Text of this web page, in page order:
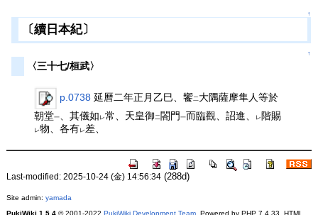
↑
〔續日本紀〕
↑
〈三十七/桓武〉
p.0738 延曆二年正月乙巳、饗二 大隅薩摩隼人等於
朝堂一 、其儀如 レ常、天皇御二閤門一而臨觀、詔進、 レ 階賜
レ物、各有レ 差、
Last-modified: 2025-10-24 (金) 14:56:34(288d)
Site admin: yamada
PukiWiki 1.5.4© 2001-2022 PukiWiki Development Team. Powered by PHP 7.4.33. HTML